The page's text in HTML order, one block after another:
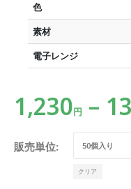
色
素材
電子レンジ
1,230円 –
販売単位
クリア